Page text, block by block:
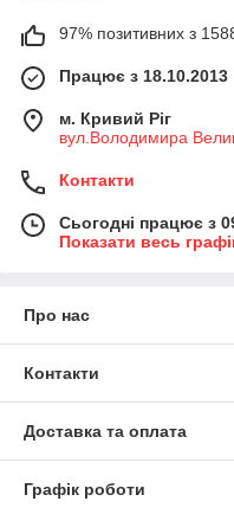
97% позитивних з 1588
Працює з 18.10.2013
м. Кривий Ріг
вул.Володимира
Контакти
Сьогодні працює з
Показати весь
Про нас
Контакти
Доставка та оплата
Графік роботи